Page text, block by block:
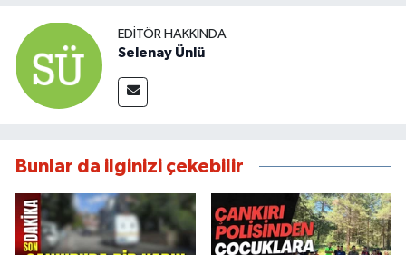
EDITÖR HAKKINDA
Selenay Ünlü
Bunlar da ilginizi çekebilir